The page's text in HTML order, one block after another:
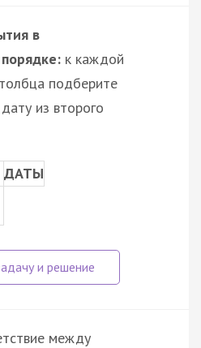
в
к каждой
подберите
из второго
ДАТЫ
между